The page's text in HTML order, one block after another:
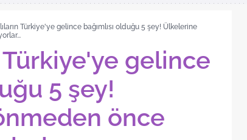
Türkiye'ye gelince bağımlısı olduğu 5 şey! Ülkelerine
Türkiye'ye gelince
5 şey!
önce